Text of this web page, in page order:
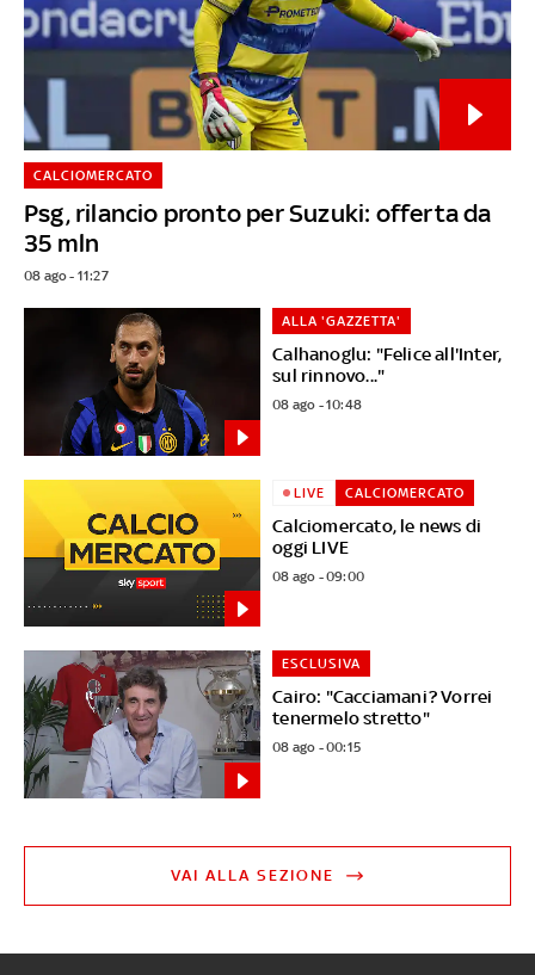
Psg, rilancio pronto per Suzuki: offerta da
35 mln
CALCIOMERCATO
08 ago - 11:27
Calhanoglu: "Felice all'Inter,
sul rinnovo..."
ALLA 'GAZZETTA'
08 ago - 10:48
Calciomercato, le news di
oggi LIVE
LIVE CALCIOMERCATO
08 ago - 09:00
Cairo: "Cacciamani? Vorrei
tenermelo stretto"
ESCLUSIVA
08 ago - 00:15
VAI ALLA SEZIONE